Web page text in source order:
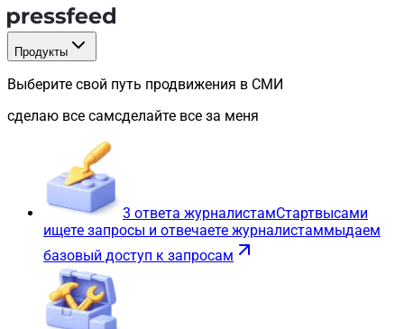
Продукты
Выберите свой путь продвижения в СМИ
сделаю все самсделайте все за меня
3 ответа журналистамСтартвысами
ищете запросы и отвечаете журналистаммыдаем
базовый доступ к запросам